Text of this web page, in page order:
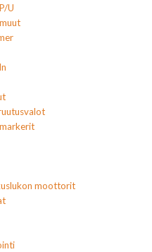
U
moottorit